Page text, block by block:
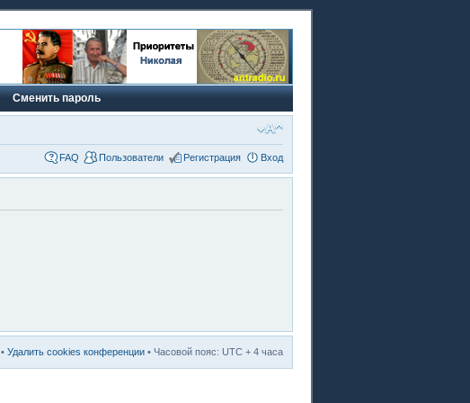
Сменить пароль
FAQ Пользователи Регистрация Вход
• Удалить cookies конференции • Часовой пояс: UTC + 4 часа